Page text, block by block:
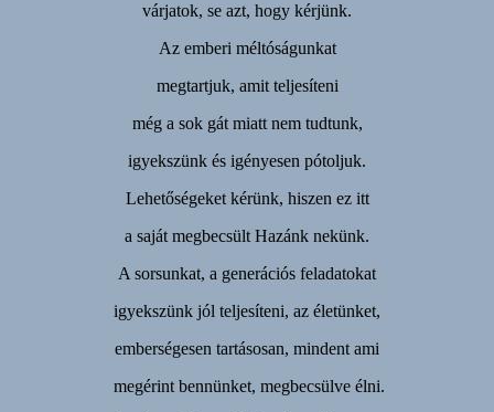
várjatok, se azt, hogy kérjünk.
Az emberi méltóságunkat
megtartjuk, amit teljesíteni
még a sok gát miatt nem tudtunk,
igyekszünk és igényesen pótoljuk.
Lehetőségeket kérünk, hiszen ez itt
a saját megbecsült Hazánk nekünk.
A sorsunkat, a generációs feladatokat
igyekszünk jól teljesíteni, az életünket,
emberségesen tartásosan, mindent ami
megérint bennünket, megbecsülve élni.